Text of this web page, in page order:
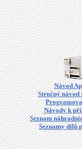
Návod
Stručný návod
Návody k
Seznam
Seznamy dílů